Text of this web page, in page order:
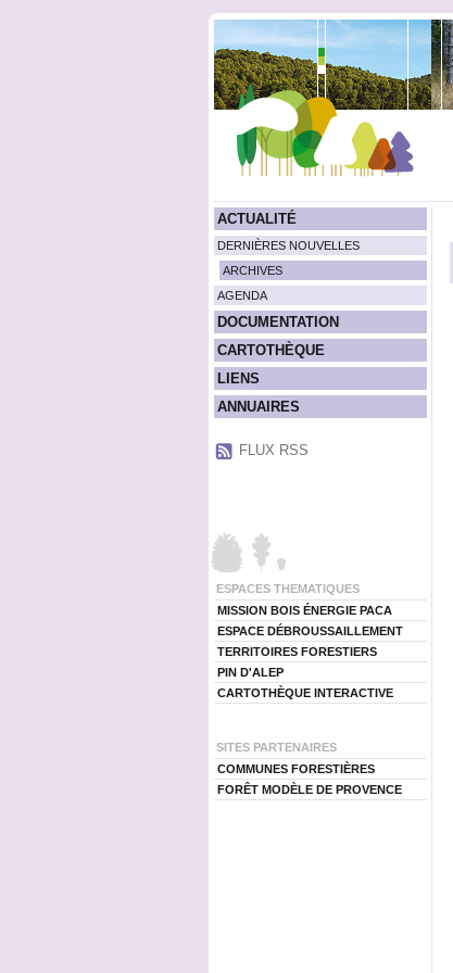
ACTUALITÉ
DERNIÈRES NOUVELLES
ARCHIVES
AGENDA
DOCUMENTATION
CARTOTHÈQUE
LIENS
ANNUAIRES
FLUX RSS
ESPACES THEMATIQUES
MISSION BOIS ÉNERGIE PACA
ESPACE DÉBROUSSAILLEMENT
TERRITOIRES FORESTIERS
PIN D'ALEP
CARTOTHÈQUE INTERACTIVE
SITES PARTENAIRES
COMMUNES FORESTIÈRES
FORÊT MODÈLE DE PROVENCE